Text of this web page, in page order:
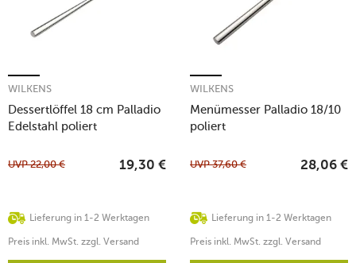
Dessertlöffel 18 cm Palladio
Edelstahl poliert
WILKENS
Lieferung in 1-2 Werktagen
UVP22,00 € 19,30 €
Preis inkl. MwSt. zzgl. Versand
Menümesser Palladio 18/10
poliert
WILKENS
Lieferung in 1-2 Werktagen
UVP37,60 € 28,06 €
Preis inkl. MwSt. zzgl. Versand